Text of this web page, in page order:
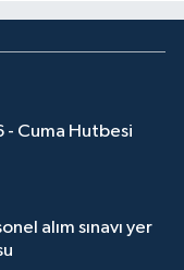
- Cuma Hutbesi
alım sınavı yer